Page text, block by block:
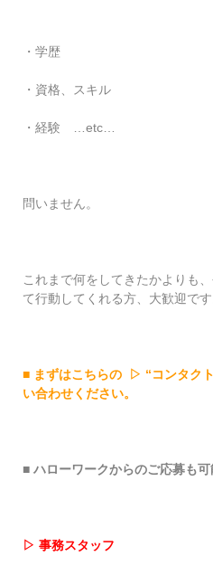
・学歴
・資格、スキル
・経験 …etc…
問いません。
これまで何をしてきたかよりも
て行動してくれる方、大歓迎です
■ まずはこちらの ▷ “コンタク
い合わせください。
■ ハローワークからのご応募も
▷ 事務スタッフ